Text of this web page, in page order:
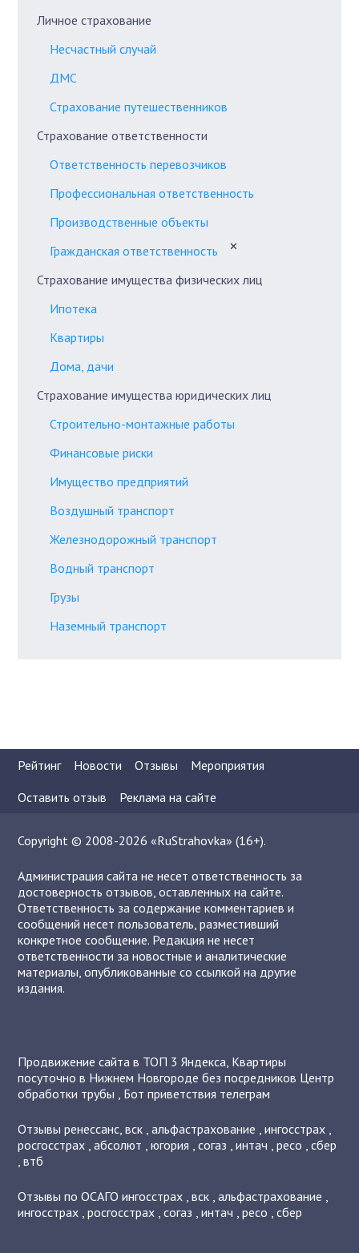
Личное страхование
Несчастный случай
ДМС
Страхование путешественников
Страхование ответственности
Ответственность перевозчиков
Профессиональная ответственность
Производственные объекты
Гражданская ответственность
✕
Страхование имущества физических лиц
Ипотека
Квартиры
Дома, дачи
Страхование имущества юридических лиц
Строительно-монтажные работы
Финансовые риски
Имущество предприятий
Воздушный транспорт
Железнодорожный транспорт
Водный транспорт
Грузы
Наземный транспорт
Рейтинг Новости Отзывы
Мероприятия
Оставить отзыв
Реклама на сайте
Copyright © 2008-2026 «RuStrahovka» (16+).
Администрация сайта не несет ответственность за
достоверность отзывов, оставленных на сайте.
Ответственность за содержание комментариев и
сообщений несет пользователь, разместивший
конкретное сообщение. Редакция не несет
ответственности за новостные и аналитические
материалы, опубликованные со ссылкой на другие
издания.
Продвижение сайта в ТОП 3 Яндекса, Квартиры
посуточно в Нижнем Новгороде без посредников Центр
обработки трубы , Бот приветствия телеграм
Отзывыренессанс,вск ,альфастрахование ,ингосстрах ,
росгосстрах ,абсолют ,югория ,согаз ,интач ,ресо ,сбер
,втб
Отзывы по ОСАГОингосстрах ,вск ,альфастрахование ,
ингосстрах ,росгосстрах ,согаз ,интач ,ресо ,сбер